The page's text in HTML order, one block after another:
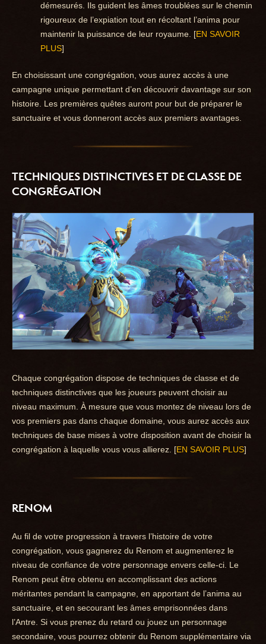
démesurés. Ils guident les âmes troublées sur le chemin
rigoureux de l’expiation tout en récoltant l’anima pour
maintenir la puissance de leur royaume. [EN SAVOIR
PLUS]
En choisissant une congrégation, vous aurez accès à une
campagne unique permettant d’en découvrir davantage sur son
histoire. Les premières quêtes auront pour but de préparer le
sanctuaire et vous donneront accès aux premiers avantages.
TECHNIQUES DISTINCTIVES ET DE CLASSE DE
CONGRÉGATION
Chaque congrégation dispose de techniques de classe et de
techniques distinctives que les joueurs peuvent choisir au
niveau maximum. À mesure que vous montez de niveau lors de
vos premiers pas dans chaque domaine, vous aurez accès aux
techniques de base mises à votre disposition avant de choisir la
congrégation à laquelle vous vous allierez. [EN SAVOIR PLUS]
RENOM
Au fil de votre progression à travers l’histoire de votre
congrégation, vous gagnerez du Renom et augmenterez le
niveau de confiance de votre personnage envers celle-ci. Le
Renom peut être obtenu en accomplissant des actions
méritantes pendant la campagne, en apportant de l’anima au
sanctuaire, et en secourant les âmes emprisonnées dans
l’Antre. Si vous prenez du retard ou jouez un personnage
secondaire, vous pourrez obtenir du Renom supplémentaire via